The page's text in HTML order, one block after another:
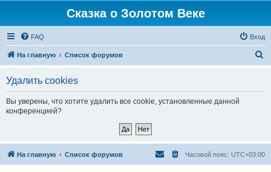
Сказка о Золотом Веке
FAQ Вход
На главную Список форумов
Удалить cookies
Вы уверены, что хотите удалить все cookie, установленные данной
конференцией?
На главную Список форумов Часовой пояс: UTC+03:00